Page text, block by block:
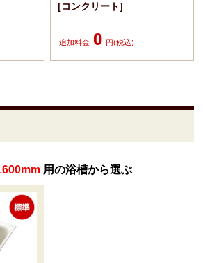
[コンクリート]
追加料金 0 円(税込)
用の浴槽から選ぶ